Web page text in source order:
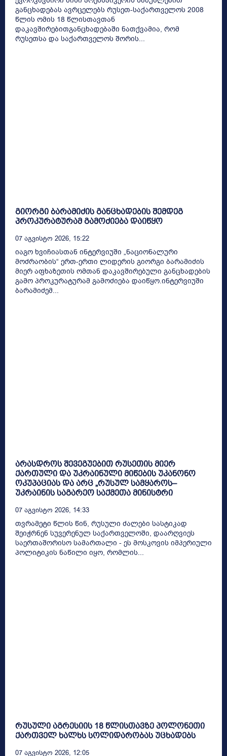
განცხადებას ავრცელებს რუსეთ-საქართველოს 2008
წლის ომის 18 წლისთავთან
დაკავშირებითგანცხადებაში ნათქვამია, რომ
რუსეთსა და საქართველოს შორის...
გიორგი ბარამიძის განცხადების შემდეგ
პროკურატურამ გამოძიება დაიწყო
07 Აგვისტო 2026, 15:22
იაგო ხვიჩიასთან ინტერვიუში „ნაციონალური
მოძრაობის“ ერთ-ერთი ლიდერის გიორგი ბარამიძის
მიერ აფხაზეთის ომთან დაკავშირებული განცხადების
გამო პროკურატურამ გამოძიება დაიწყო.ინტერვიუში
ბარამიძემ...
არასდროს შევეგუებით რუსეთის მიერ
ქართული და უკრაინული მიწების უკანონო
ოკუპაციას და არც „რუსულ სამყაროს–
უკრაინის საგარეო საქმეთა მინისტრი
07 Აგვისტო 2026, 14:33
თვრამეტი წლის წინ, რუსული ძალები სასტიკად
შეიჭრნენ სუვერენულ საქართველოში, დაარღვიეს
საერთაშორისო სამართალი - ეს მოსკოვის იმპერიული
პოლიტიკის ნაწილი იყო, რომლის...
რუსული აგრესიის 18 წლისთავზე პოლონეთი
ქართველ ხალხს სოლიდარობას უცხადებს
07 Აგვისტო 2026, 12:05